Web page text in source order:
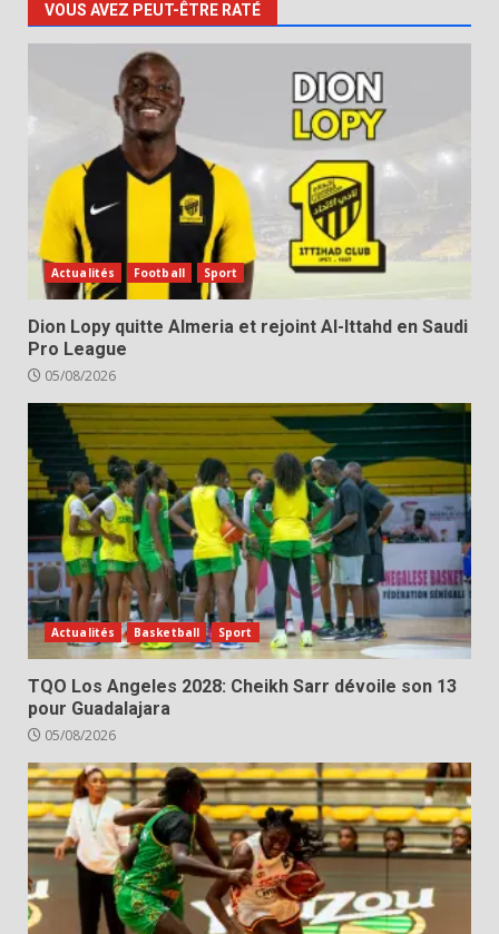
VOUS AVEZ PEUT-ÊTRE RATÉ
Actualités Football Sport
Dion Lopy quitte Almeria et rejoint Al-Ittahd en Saudi
Pro League
05/08/2026
Actualités Basketball Sport
TQO Los Angeles 2028: Cheikh Sarr dévoile son 13
pour Guadalajara
05/08/2026